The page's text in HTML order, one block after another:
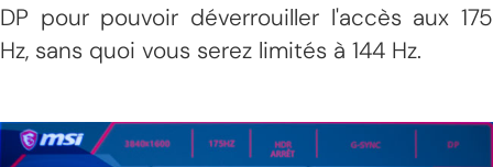
DP pour pouvoir déverrouiller l'accès aux 175
Hz, sans quoi vous serez limités à 144 Hz.